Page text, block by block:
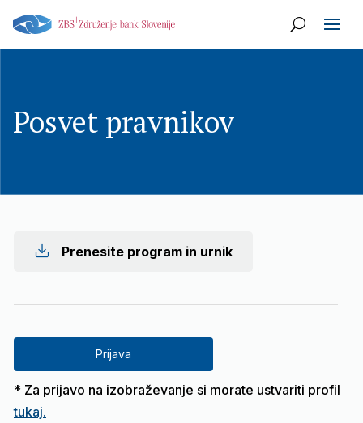
Posvet pravnikov
Prenesite program in urnik
Prijava
* Za prijavo na izobraževanje si morate ustvariti profil
tukaj.